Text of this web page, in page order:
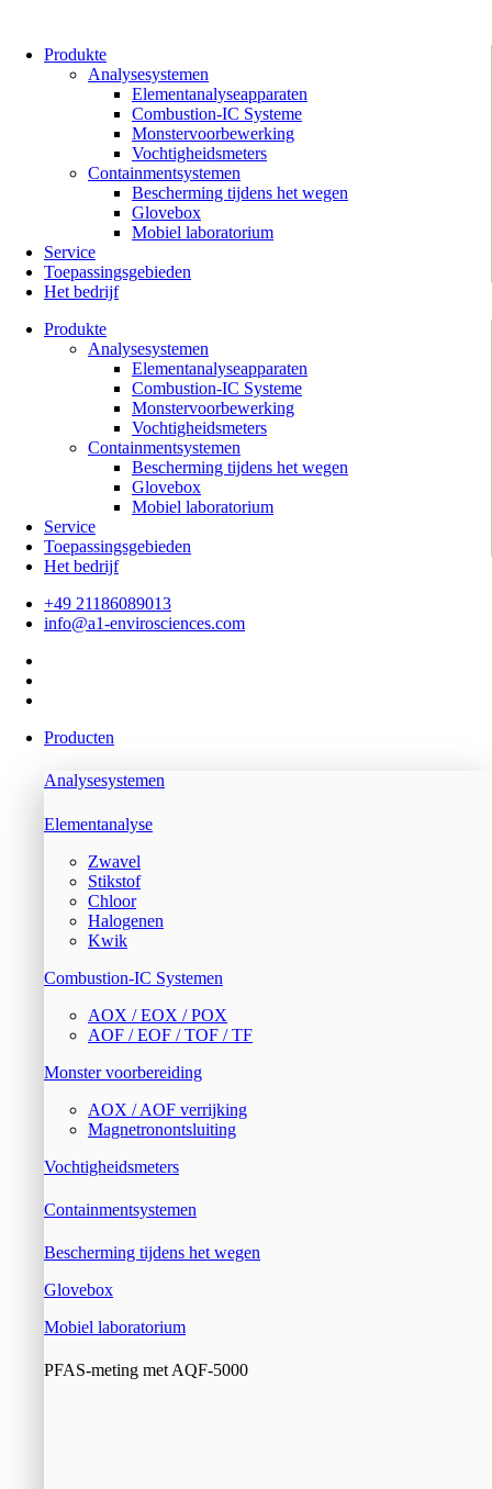
inhoud
Produkte
Analysesystemen
Elementanalyseapparaten
Combustion-IC Systeme
Monstervoorbewerking
Vochtigheidsmeters
Containmentsystemen
Bescherming tijdens het wegen
Glovebox
Mobiel laboratorium
Service
Toepassingsgebieden
Het bedrijf
Produkte
Analysesystemen
Elementanalyseapparaten
Combustion-IC Systeme
Monstervoorbewerking
Vochtigheidsmeters
Containmentsystemen
Bescherming tijdens het wegen
Glovebox
Mobiel laboratorium
Service
Toepassingsgebieden
Het bedrijf
+49 21186089013
info@a1-envirosciences.com
Producten
Analysesystemen
Elementanalyse
Zwavel
Stikstof
Chloor
Halogenen
Kwik
Combustion-IC Systemen
AOX / EOX / POX
AOF / EOF / TOF / TF
Monster voorbereiding
AOX / AOF verrijking
Magnetronontsluiting
Vochtigheidsmeters
Containmentsystemen
Bescherming tijdens het wegen
Glovebox
Mobiel laboratorium
PFAS-meting met AQF-5000